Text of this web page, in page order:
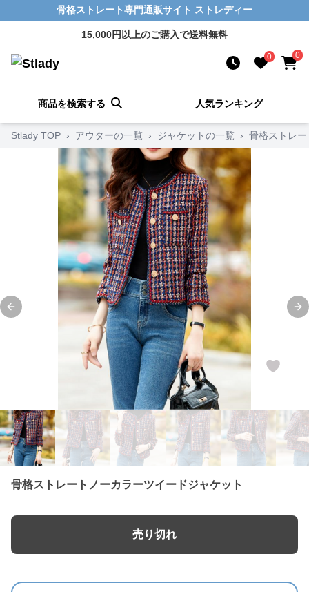
骨格ストレート専門通販サイト ストレディー
15,000円以上のご購入で送料無料
0 0
商品を検索する 人気ランキング
Stlady TOP › アウターの一覧 › ジャケットの一覧 › 骨格ストレ
Previous slide
骨格ストレートノーカラーツイードジャケット
売り切れ